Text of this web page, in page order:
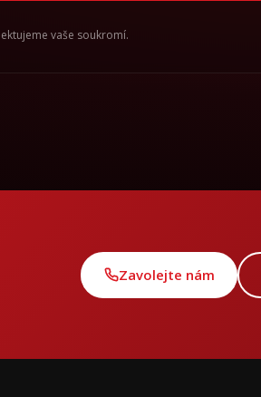
vaše soukromí.
Zavolejte nám